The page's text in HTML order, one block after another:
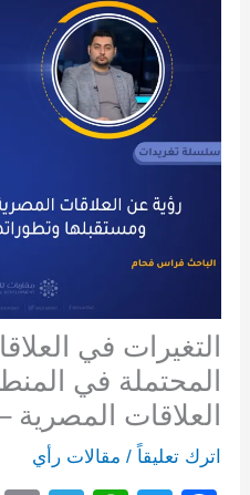
التغيرات في
المحتملة في
العلاقات المصرية
اترك تعليقاً / مقالات رأي